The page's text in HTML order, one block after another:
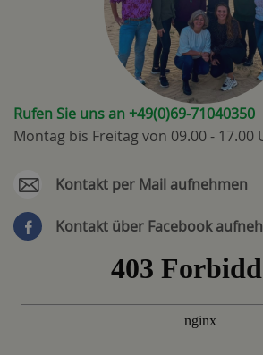
Rufen Sie uns an +49(0)69-71040350
Montag bis Freitag von 09.00 - 17.00
Kontakt per Mail aufnehmen
Kontakt über Facebook